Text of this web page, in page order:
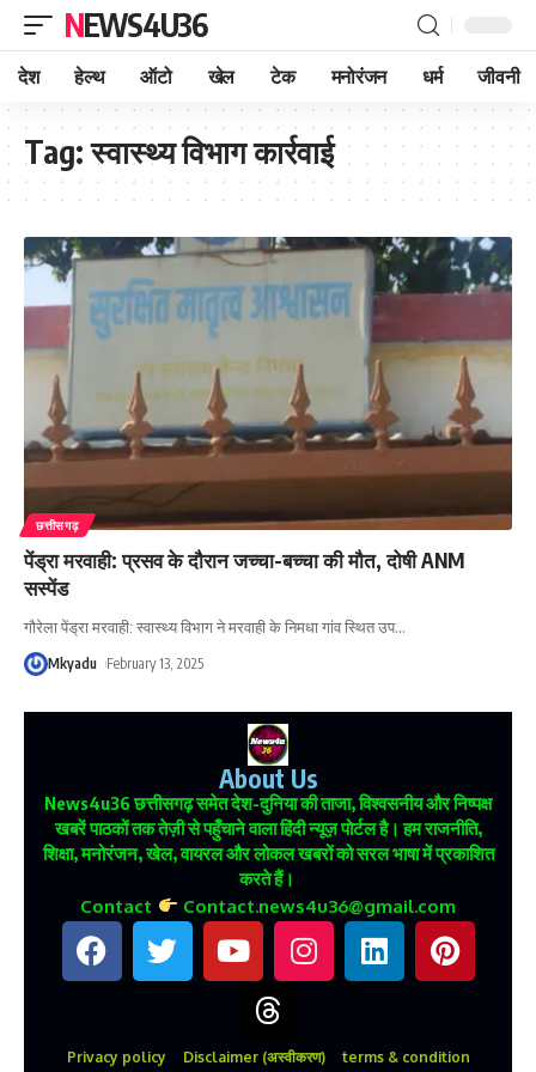
NEWS4U36
देश हेल्थ ऑटो खेल टेक मनोरंजन धर्म जीवनी
Tag:स्वास्थ्य विभाग कार्रवाई
छत्तीसगढ़
पेंड्रा मरवाही: प्रसव के दौरान जच्चा-बच्चा की मौत, दोषी ANM
सस्पेंड
गौरेला पेंड्रा मरवाही: स्वास्थ्य विभाग ने मरवाही के निमधा गांव स्थित उप…
Mkyadu February 13, 2025
About Us
News4u36छत्तीसगढ़ समेत देश-दुनिया की ताजा, विश्वसनीय और निष्पक्ष
खबरें पाठकों तक तेज़ी से पहुँचाने वाला हिंदी न्यूज़ पोर्टल है। हम राजनीति,
शिक्षा, मनोरंजन, खेल, वायरल और लोकल खबरों को सरल भाषा में प्रकाशित
करते हैं।
Contact Contact.news4u36@gmail.com
Privacy policy Disclaimer (अस्वीकरण) terms & condition